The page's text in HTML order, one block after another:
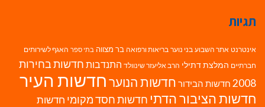
תגיות
אינטרנט אתר השבוע בני נוער בריאות ורפואה בר מצווה בתי ספר האגף לשירותים
חברתיים המלצת דתילי הרב אליעזר שינוולד התנדבות חדשות בחירות
2008 חדשות הבידור חדשות הנוערחדשות העיר
חדשות הציבור הדתי חדשות חסד מקומי חדשות